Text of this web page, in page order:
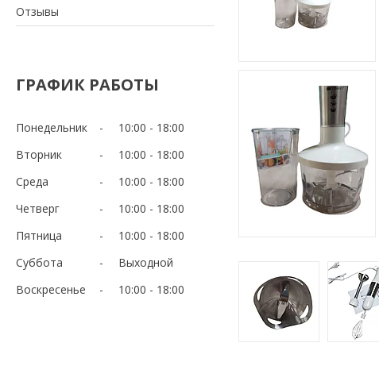
Отзывы
ГРАФИК РАБОТЫ
Понедельник 10:00
18:00
Вторник
10:00
18:00
Среда
10:00
18:00
Четверг
10:00
18:00
Пятница
10:00
18:00
Суббота
Выходной
Воскресенье
10:00 18:00